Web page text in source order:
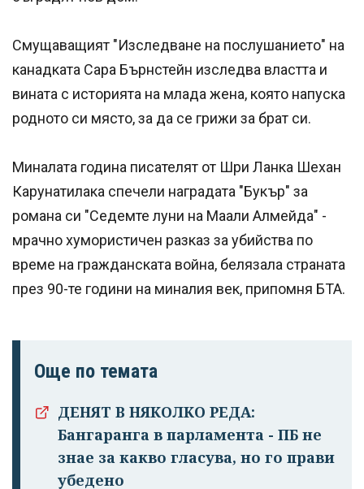
Смущаващият "Изследване на послушанието" на
канадката Сара Бърнстейн изследва властта и
вината с историята на млада жена, която напуска
родното си място, за да се грижи за брат си.
Миналата година писателят от Шри Ланка Шехан
Карунатилака спечели наградата "Букър" за
романа си "Седемте луни на Маали Алмейда" -
мрачно хумористичен разказ за убийства по
време на гражданската война, белязала страната
през 90-те години на миналия век, припомня БТА.
Още по темата
ДЕНЯТ В НЯКОЛКО РЕДА:
Бангаранга в парламента - ПБ не
знае за какво гласува, но го прави
убедено